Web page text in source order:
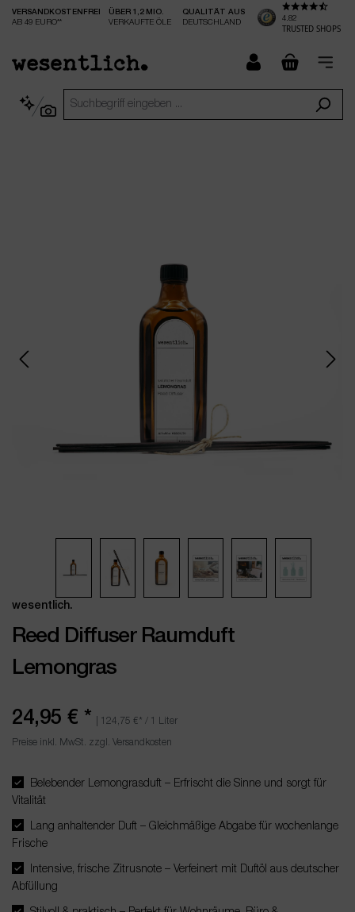
springen
VERSANDKOSTENFREI
AB 49 EURO**
ÜBER 1,2 MIO.
VERKAUFTE ÖLE
QUALITÄT AUS
DEUTSCHLAND
4.82
TRUSTED SHOPS
wesentlich.
Reed Diffuser Raumduft
Lemongras
24,95 € * 124,75 € * / 1 Liter
Preise inkl. MwSt. zzgl. Versandkosten
Belebender Lemongrasduft – Erfrischt die Sinne und sorgt für
Vitalität
Lang anhaltender Duft – Gleichmäßige Abgabe für wochenlange
Frische
Intensive, frische Zitrusnote – Verfeinert mit Duftöl aus deutscher
Abfüllung